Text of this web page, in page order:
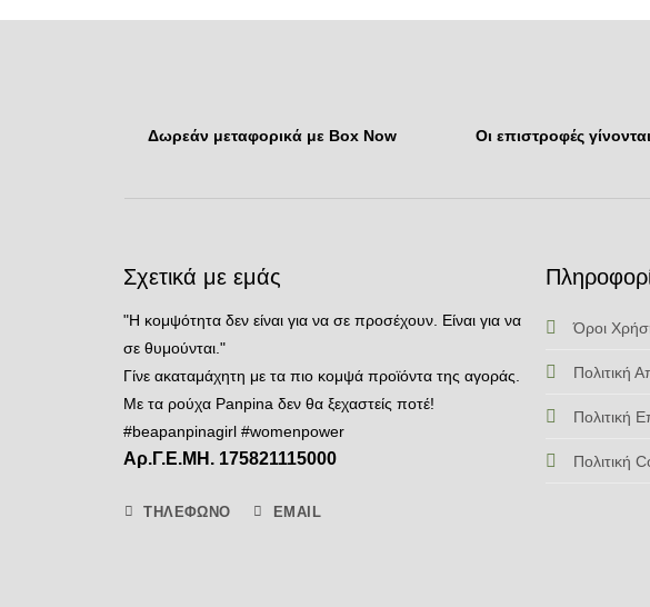
Δωρεάν μεταφορικά με Box Now Οι επιστροφές
Σχετικά με εμάς
"Η κομψότητα δεν είναι για να σε προσέχουν. Είναι για να
σε θυμούνται."
Γίνε ακαταμάχητη με τα πιο κομψά προϊόντα της αγοράς.
Με τα ρούχα Panpina δεν θα ξεχαστείς ποτέ!
#beapanpinagirl #womenpower
Αρ.Γ.Ε.ΜΗ. 175821115000
ΤΗΛΈΦΩΝΟ EMAIL
Όροι
Πολιτική
Πολιτική
Πολιτική